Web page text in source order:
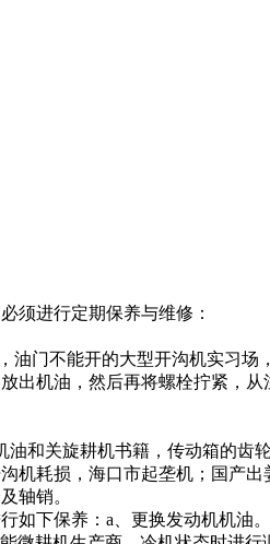
须进行定期保养与维修：
油门不能开的大型开沟机实习场，
出机油，然后再将螺栓拧紧，从
油和关旋耕机书籍， 传动箱的齿
机耗损， 海口市起垄机 ； 国产出
轴销。
如下保养：a、更换发动机机油。